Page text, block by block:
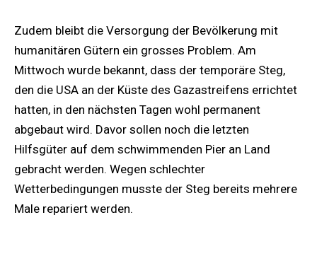
Zudem bleibt die Versorgung der Bevölkerung mit
humanitären Gütern ein grosses Problem. Am
Mittwoch wurde bekannt, dass der temporäre Steg,
den die USA an der Küste des Gazastreifens errichtet
hatten, in den nächsten Tagen wohl permanent
abgebaut wird. Davor sollen noch die letzten
Hilfsgüter auf dem schwimmenden Pier an Land
gebracht werden. Wegen schlechter
Wetterbedingungen musste der Steg bereits mehrere
Male repariert werden.